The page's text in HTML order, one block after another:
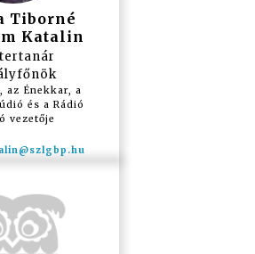
Tiborné
Katalin
az Énekkar, a
és a Rádió
vezetője